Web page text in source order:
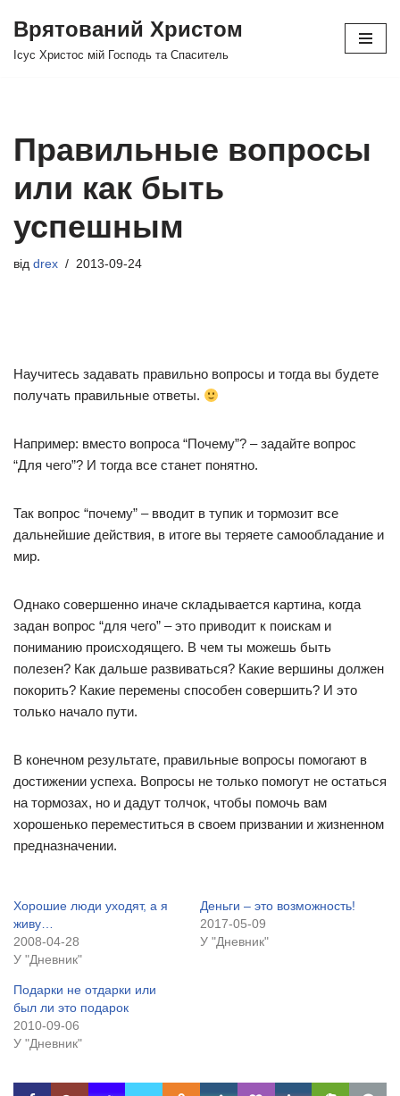
Перейти
Врятований Христом
Ісус Христос мій Господь та Спаситель
Правильные вопросы
или как быть
успешным
від drex 2013-09-24
Научитесь задавать правильно вопросы и тогда вы будете
получать правильные ответы.
Например: вместо вопроса “Почему”? – задайте вопрос
“Для чего”? И тогда все станет понятно.
Так вопрос “почему” – вводит в тупик и тормозит все
дальнейшие действия, в итоге вы теряете самообладание и
мир.
Однако совершенно иначе складывается картина, когда
задан вопрос “для чего” – это приводит к поискам и
пониманию происходящего. В чем ты можешь быть
полезен? Как дальше развиваться? Какие вершины должен
покорить? Какие перемены способен совершить? И это
только начало пути.
В конечном результате, правильные вопросы помогают в
достижении успеха. Вопросы не только помогут не остаться
на тормозах, но и дадут толчок, чтобы помочь вам
хорошенько переместиться в своем призвании и жизненном
предназначении.
Хорошие люди уходят, а я
живу…
2008-04-28
У "Дневник"
Деньги – это возможность!
2017-05-09
У "Дневник"
Подарки не отдарки или
был ли это подарок
2010-09-06
У "Дневник"